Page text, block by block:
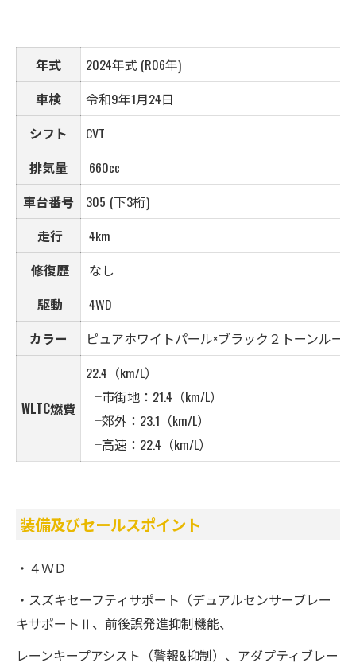
年式
2024年式 (R06年)
車検
令和9年1月24日
シフト
CVT
排気量
660cc
車台番号
305 (下3桁)
走行
4km
修復歴
なし
駆動
4WD
カラー
ピュアホワイトパール×ブラック２トーンルーフ
WLTC燃費
22.4（km/L）
└市街地：21.4（km/L）
└郊外：23.1（km/L）
└高速：22.4（km/L）
装備及びセールスポイント
・４ＷＤ
・スズキセーフティサポート（デュアルセンサーブレー
キサポートⅡ、前後誤発進抑制機能、
レーンキープアシスト（警報&抑制）、アダプティブレー